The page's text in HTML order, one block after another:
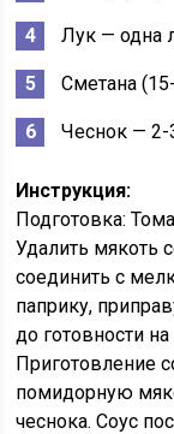
Лук — одна
Сметана
Чеснок — 2-
Инструкция:
Подготовка:
Удалить мякоть
соединить с
паприку,
до готовности
Приготовление
помидорную
чеснока. Соус